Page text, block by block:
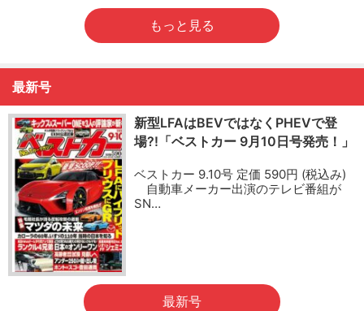
もっと見る
最新号
新型LFAはBEVではなくPHEVで登
場?!「ベストカー 9月10日号発売！」
ベストカー 9.10号 定価 590円 (税込み)
自動車メーカー出演のテレビ番組が
SN…
最新号